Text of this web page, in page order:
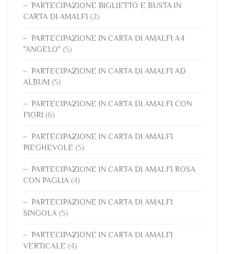
PARTECIPAZIONE BIGLIETTO E BUSTA IN
CARTA DI AMALFI (2)
PARTECIPAZIONE IN CARTA DI AMALFI A4
"ANGELO" (5)
PARTECIPAZIONE IN CARTA DI AMALFI AD
ALBUM (5)
PARTECIPAZIONE IN CARTA DI AMALFI CON
FIORI (6)
PARTECIPAZIONE IN CARTA DI AMALFI
PIEGHEVOLE (5)
PARTECIPAZIONE IN CARTA DI AMALFI ROSA
CON PAGLIA (4)
PARTECIPAZIONE IN CARTA DI AMALFI
SINGOLA (5)
PARTECIPAZIONE IN CARTA DI AMALFI
VERTICALE (4)